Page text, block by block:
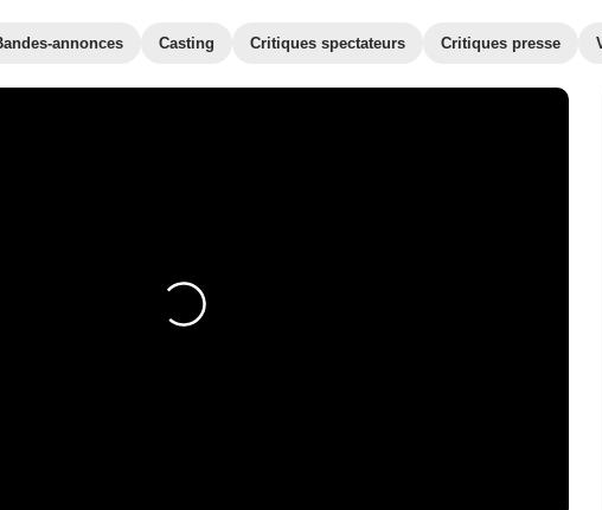
annonces Casting Critiques spectateurs Critiques presse